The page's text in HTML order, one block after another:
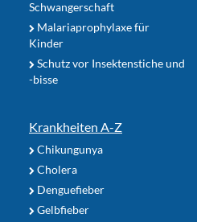
Schwangerschaft
Malariaprophylaxe für
Kinder
Schutz vor Insektenstiche und
-bisse
Krankheiten A-Z
Chikungunya
Cholera
Denguefieber
Gelbfieber